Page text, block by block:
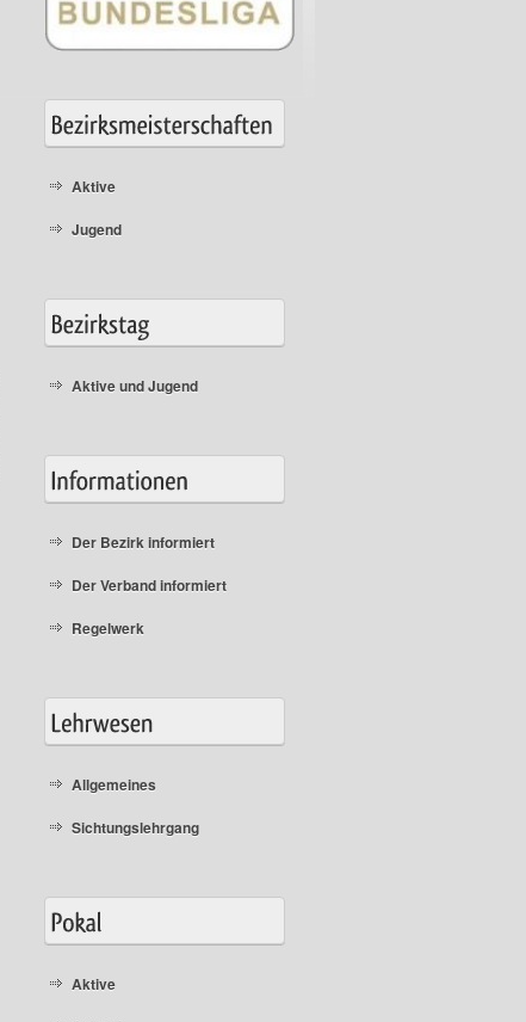
Aktive
Jugend
Aktive und Jugend
Der Bezirk informiert
Der Verband informiert
Regelwerk
Allgemeines
Sichtungslehrgang
Aktive